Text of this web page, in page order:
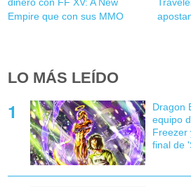
Empire que con sus MMO
LO MÁS LEÍDO
Dragon
equipo
Freezer
final de